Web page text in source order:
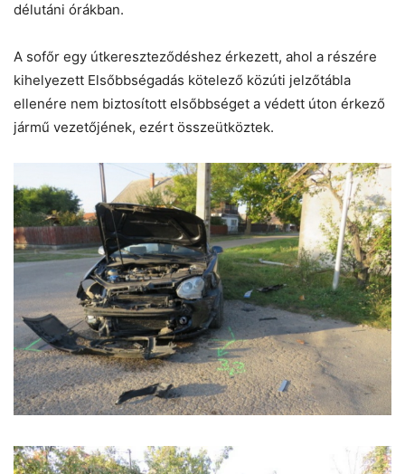
délutáni órákban.
A sofőr egy útkereszteződéshez érkezett, ahol a részére
kihelyezett Elsőbbségadás kötelező közúti jelzőtábla
ellenére nem biztosított elsőbbséget a védett úton érkező
jármű vezetőjének, ezért összeütköztek.